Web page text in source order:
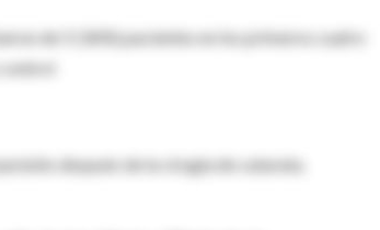
de 5 (36%) pacientes en los primeros cuatro
después de la cirugía de catarata.